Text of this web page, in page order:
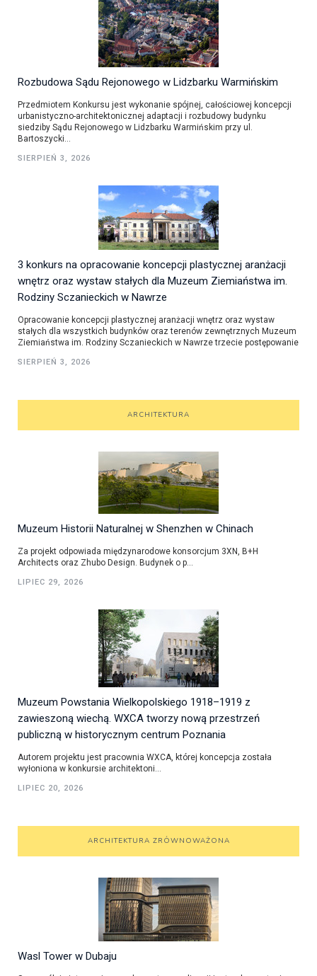
Rozbudowa Sądu Rejonowego w Lidzbarku Warmińskim
Przedmiotem Konkursu jest wykonanie spójnej, całościowej koncepcji
urbanistyczno-architektonicznej adaptacji i rozbudowy budynku
siedziby Sądu Rejonowego w Lidzbarku Warmińskim przy ul.
Bartoszycki...
SIERPIEŃ 3, 2026
3 konkurs na opracowanie koncepcji plastycznej aranżacji
wnętrz oraz wystaw stałych dla Muzeum Ziemiaństwa im.
Rodziny Sczanieckich w Nawrze
Opracowanie koncepcji plastycznej aranżacji wnętrz oraz wystaw
stałych dla wszystkich budynków oraz terenów zewnętrznych Muzeum
Ziemiaństwa im. Rodziny Sczanieckich w Nawrze trzecie postępowanie
SIERPIEŃ 3, 2026
ARCHITEKTURA
Muzeum Historii Naturalnej w Shenzhen w Chinach
Za projekt odpowiada międzynarodowe konsorcjum 3XN, B+H
Architects oraz Zhubo Design. Budynek o p...
LIPIEC 29, 2026
Muzeum Powstania Wielkopolskiego 1918–1919 z
zawieszoną wiechą. WXCA tworzy nową przestrzeń
publiczną w historycznym centrum Poznania
Autorem projektu jest pracownia WXCA, której koncepcja została
wyłoniona w konkursie architektoni...
LIPIEC 20, 2026
ARCHITEKTURA ZRÓWNOWAŻONA
Wasl Tower w Dubaju